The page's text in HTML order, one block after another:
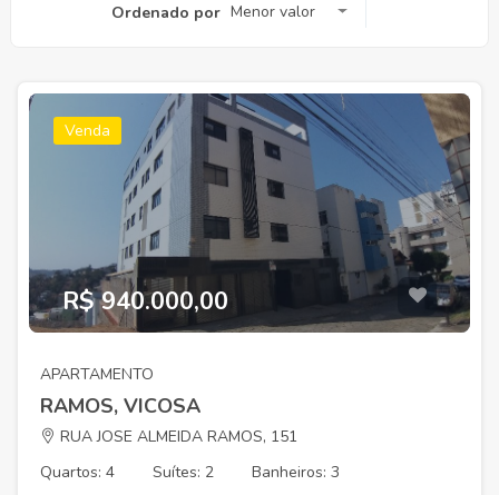
Ordenado por Menor valor
Venda
R$ 940.000,00
APARTAMENTO
RAMOS, VICOSA
RUA JOSE ALMEIDA RAMOS, 151
Quartos: 4
Suítes: 2 Banheiros: 3